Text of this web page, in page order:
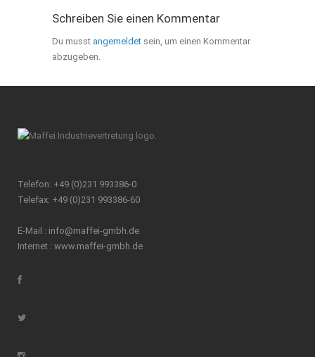
Schreiben Sie einen Kommentar
Du musst angemeldet sein, um einen Kommentar
abzugeben.
Telefon: +49 (0)231 993386-0
Telefax: +49 (0)231 993386-60
E-Mail : info@maffei-gmbh.de
Internet : www.maffei-gmbh.de